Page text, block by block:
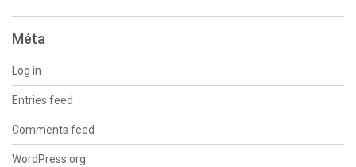
Méta
Log in
Entries feed
Comments feed
WordPress.org